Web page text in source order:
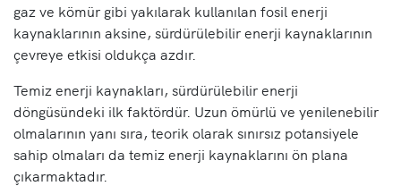
gaz ve kömür gibi yakılarak kullanılan fosil enerji
kaynaklarının aksine, sürdürülebilir enerji kaynaklarının
çevreye etkisi oldukça azdır.
Temiz enerji kaynakları, sürdürülebilir enerji
döngüsündeki ilk faktördür. Uzun ömürlü ve yenilenebilir
olmalarının yanı sıra, teorik olarak sınırsız potansiyele
sahip olmaları da temiz enerji kaynaklarını ön plana
çıkarmaktadır.